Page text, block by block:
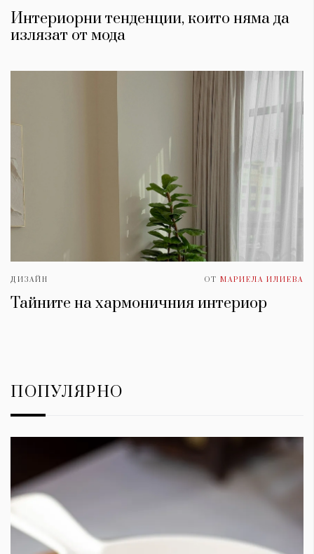
Интериорни тенденции, които няма да
излязат от мода
ДИЗАЙН ОТ МАРИЕЛА ИЛИЕВА
Тайните на хармоничния интериор
ПОПУЛЯРНО